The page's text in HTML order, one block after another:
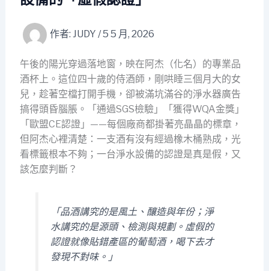
作者: JUDY /5 5 月, 2026
午後的陽光穿過落地窗，映在阿杰（化名）的專業品
酒杯上。這位四十歲的侍酒師，剛哄睡三個月大的女
兒，趁著空檔打開手機，卻被滿坑滿谷的淨水器廣告
搞得頭昏腦脹。「通過SGS檢驗」「獲得WQA金獎」
「歐盟CE認證」——每個廠商都掛著亮晶晶的標章，
但阿杰心裡清楚：一支酒有沒有經過橡木桶熟成，光
看標籤根本不夠；一台淨水設備的認證是真是假，又
該怎麼判斷？
「品酒講究的是風土、釀造與年份；淨
水講究的是源頭、檢測與規劃。虛假的
認證就像貼錯產區的葡萄酒，喝下去才
發現不對味。」